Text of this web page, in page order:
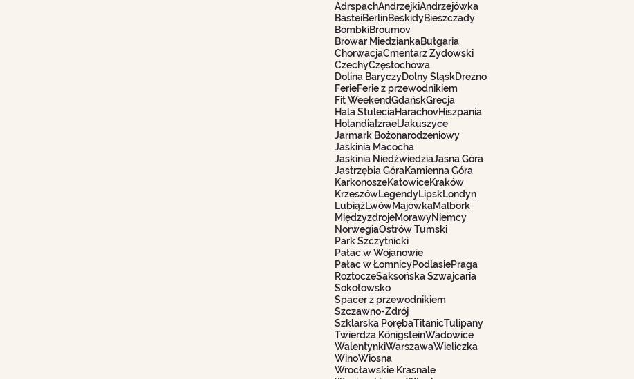
AdrspachAndrzejkiAndrzejówka
BasteiBerlinBeskidyBieszczady
BombkiBroumov
Browar MiedziankaBułgaria
ChorwacjaCmentarz Żydowski
CzechyCzęstochowa
Dolina BaryczyDolny ŚląskDrezno
FerieFerie z przewodnikiem
Fit WeekendGdańskGrecja
Hala StuleciaHarachovHiszpania
Holandia IzraelJakuszyce
Jarmark Bożonarodzeniowy
Jaskinia Macocha
Jaskinia NiedźwiedziaJasna Góra
Jastrzębia GóraKamienna Góra
KarkonoszeKatowiceKraków
KrzeszówLegendyLipskLondyn
LubiążLwówMajówkaMalbork
MiędzyzdrojeMorawyNiemcy
NorwegiaOstrów Tumski
Park Szczytnicki
Pałac w Wojanowie
Pałac w ŁomnicyPodlasiePraga
RoztoczeSaksońska Szwajcaria
Sokołowsko
Spacer z przewodnikiem
Szczawno-Zdrój
Szklarska PorębaTitanicTulipany
Twierdza KönigsteinWadowice
WalentynkiWarszawaWieliczka
WinoWiosna
Wrocławskie Krasnale